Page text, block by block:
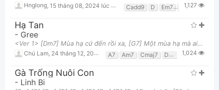
Hnglong 15 tháng 08, 2024 lúc 01:28pm Cadd9 D Em7 1,127
Hạ Tan
- Gree
<Ver 1> [Dm7] Mùa hạ cứ đến rồi xa, [G7] Một mùa hạ mà ai lướt [Cmaj7] qua, một mùa hạ chỉ riêng
Chú Lam 24 tháng 12, 2024 lúc 08:08pm A7 Am7 Cmaj7 Dm7 E7 G7
1,024
Gà Trống Nuôi Con
- Linh Bi